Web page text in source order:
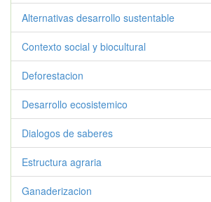
Alternativas desarrollo sustentable
Contexto social y biocultural
Deforestacion
Desarrollo ecosistemico
Dialogos de saberes
Estructura agraria
Ganaderizacion